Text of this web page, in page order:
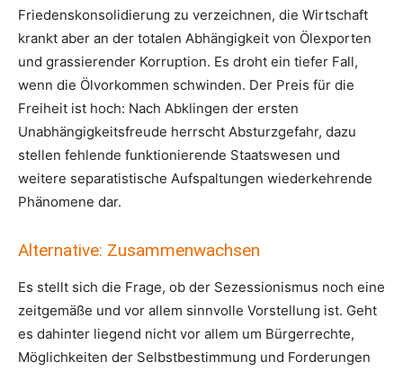
Friedenskonsolidierung zu verzeichnen, die Wirtschaft
krankt aber an der totalen Abhängigkeit von Ölexporten
und grassierender Korruption. Es droht ein tiefer Fall,
wenn die Ölvorkommen schwinden. Der Preis für die
Freiheit ist hoch: Nach Abklingen der ersten
Unabhängigkeitsfreude herrscht Absturzgefahr, dazu
stellen fehlende funktionierende Staatswesen und
weitere separatistische Aufspaltungen wiederkehrende
Phänomene dar.
Alternative: Zusammenwachsen
Es stellt sich die Frage, ob der Sezessionismus noch eine
zeitgemäße und vor allem sinnvolle Vorstellung ist. Geht
es dahinter liegend nicht vor allem um Bürgerrechte,
Möglichkeiten der Selbstbestimmung und Forderungen